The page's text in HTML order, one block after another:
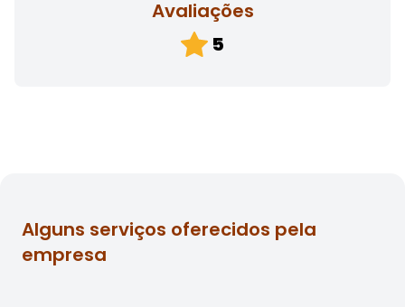
Avaliações
5
Alguns serviços oferecidos pela
empresa